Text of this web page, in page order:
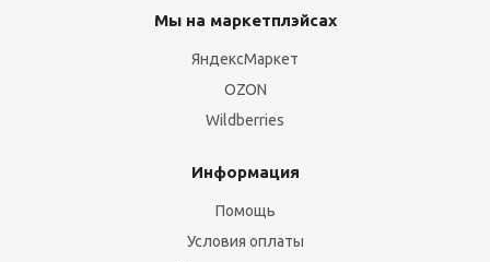
Мы на маркетплэйсах
ЯндексМаркет
OZON
Wildberries
Информация
Помощь
Условия оплаты